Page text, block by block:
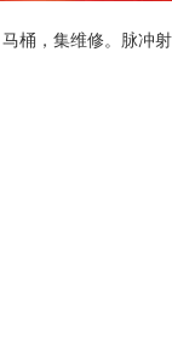
桶，集维修。脉冲射